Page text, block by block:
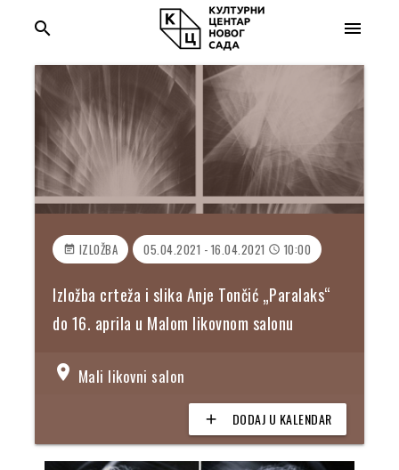
menu
search
event_note IZLOŽBA 05.04.2021 - 16.04.2021 access_time 10:00
Izložba crteža i slika Anje Tončić „Paralaks“
do 16. aprila u Malom likovnom salonu
location_on Mali likovni salon
add DODAJ U KALENDAR